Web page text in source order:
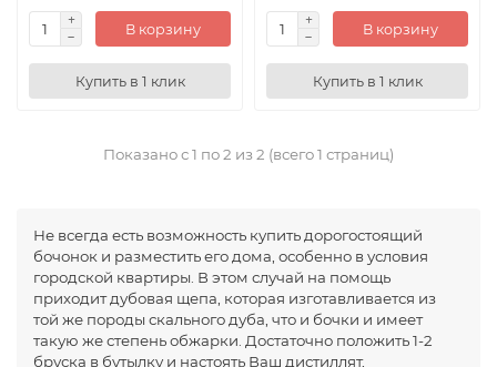
В корзину
Купить в 1 клик
В корзину
Купить в 1 клик
Показано с 1 по 2 из 2 (всего 1 страниц)
Не всегда есть возможность купить дорогостоящий
бочонок и разместить его дома, особенно в условия
городской квартиры. В этом случай на помощь
приходит дубовая щепа, которая изготавливается из
той же породы скального дуба, что и бочки и имеет
такую же степень обжарки. Достаточно положить 1-2
бруска в бутылку и настоять Ваш дистиллят,